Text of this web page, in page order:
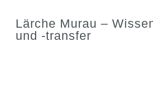
Lärche Murau –
und -transfer